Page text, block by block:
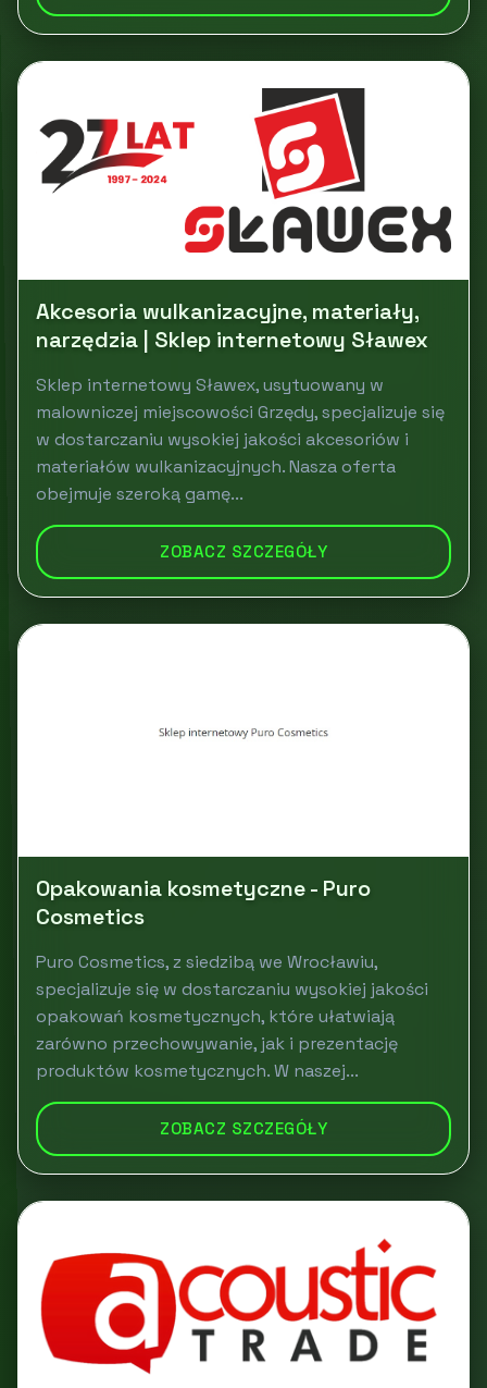
Akcesoria wulkanizacyjne, materiały,
narzędzia | Sklep internetowy Sławex
Sklep internetowy Sławex, usytuowany w
malowniczej miejscowości Grzędy, specjalizuje się
w dostarczaniu wysokiej jakości akcesoriów i
materiałów wulkanizacyjnych. Nasza oferta
obejmuje szeroką gamę...
ZOBACZ SZCZEGÓŁY
Opakowania kosmetyczne - Puro
Cosmetics
Puro Cosmetics, z siedzibą we Wrocławiu,
specjalizuje się w dostarczaniu wysokiej jakości
opakowań kosmetycznych, które ułatwiają
zarówno przechowywanie, jak i prezentację
produktów kosmetycznych. W naszej...
ZOBACZ SZCZEGÓŁY